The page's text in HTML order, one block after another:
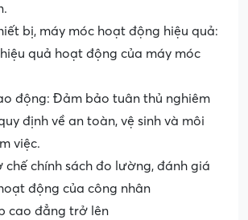
bị, máy móc hoạt động hiệu quả:
quả hoạt động của máy móc
động: Đảm bảo tuân thủ nghiêm
định về an toàn, vệ sinh và môi
việc.
chính sách đo lường, đánh giá
động của công nhân
cao đẳng trở lên